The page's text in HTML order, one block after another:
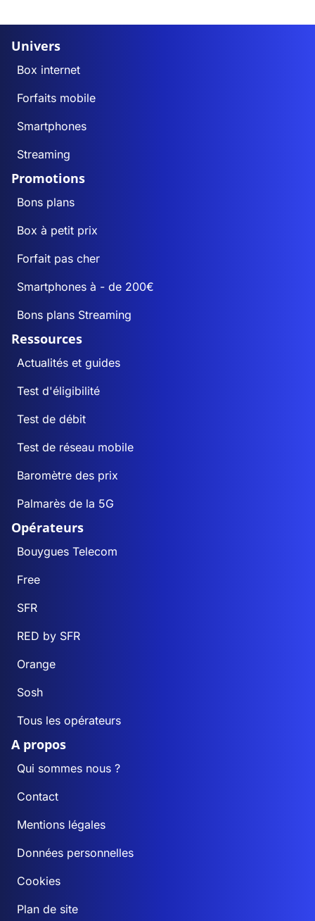
Univers
Box internet
Forfaits mobile
Smartphones
Streaming
Promotions
Bons plans
Box à petit prix
Forfait pas cher
Smartphones à - de 200€
Bons plans Streaming
Ressources
Actualités et guides
Test d'éligibilité
Test de débit
Test de réseau mobile
Baromètre des prix
Palmarès de la 5G
Opérateurs
Bouygues Telecom
Free
SFR
RED by SFR
Orange
Sosh
Tous les opérateurs
A propos
Qui sommes nous ?
Contact
Mentions légales
Données personnelles
Cookies
Plan de site